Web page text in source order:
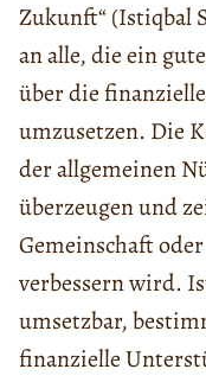
Zukunft“ (Istiqbal
an alle, die ein
über die
umzusetzen. Die
der allgemeinen
überzeugen und
Gemeinschaft
verbessern wird.
umsetzbar,
finanzielle